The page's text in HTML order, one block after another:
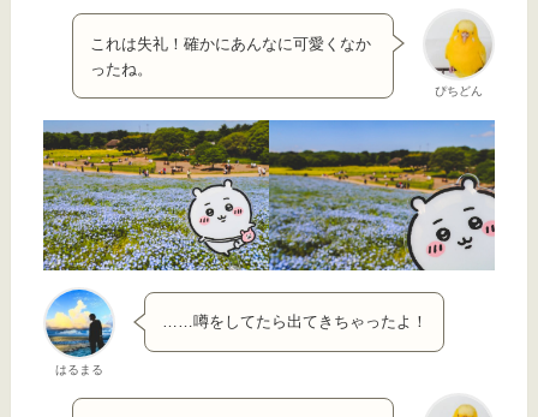
ぴちどん
これは失礼！確かにあんなに可愛くなか
ったね。
はるまる
……噂をしてたら出てきちゃったよ！